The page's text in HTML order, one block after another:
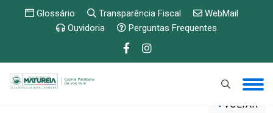
Glossário Transparência Fiscal
WebMail
Ouvidoria
Perguntas Frequentes
VOLTAR